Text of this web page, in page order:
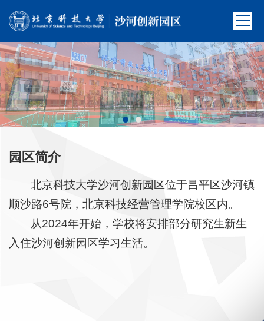
园区简介
北京科技大学沙河创新园区位于昌平区沙河镇
顺沙路6号院，北京科技经营管理学院校区内。
从2024年开始，学校将安排部分研究生新生
入住沙河创新园区学习生活。